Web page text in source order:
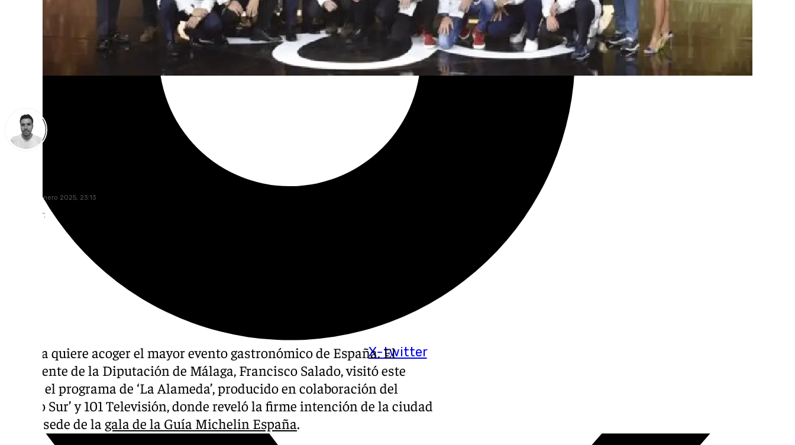
X-twitter
jueves, 30 enero 2025, 23:13
Compartir:
Málaga quiere acoger el mayor evento gastronómico de España. El
presidente de la Diputación de Málaga, Francisco Salado, visitó este
jueves el programa de ‘La Alameda’, producido en colaboración del
‘Diario Sur’ y 101 Televisión, donde reveló la firme intención de la ciudad
de ser sede de la gala de la Guía Michelin España.